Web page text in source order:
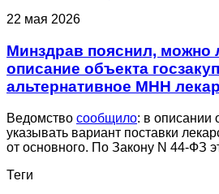
22 мая 2026
Минздрав пояснил, можно
описание объекта
альтернативное МНН
Ведомство сообщило: в описании
указывать вариант поставки
от основного. По Закону N 44-ФЗ
Теги